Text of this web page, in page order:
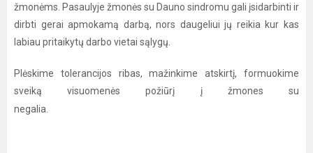
žmonėms. Pasaulyje žmonės su Dauno sindromu gali įsidarbinti ir
dirbti gerai apmokamą darbą, nors daugeliui jų reikia kur kas
labiau pritaikytų darbo vietai sąlygų.
Plėskime tolerancijos ribas, mažinkime atskirtį, formuokime
sveiką visuomenės požiūrį į žmones su
negalia.